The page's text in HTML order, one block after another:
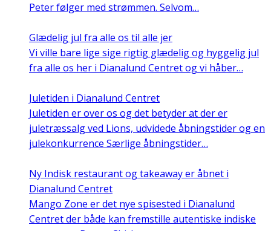
Peter følger med strømmen. Selvom…
Glædelig jul fra alle os til alle jer
Vi ville bare lige sige rigtig glædelig og hyggelig jul
fra alle os her i Dianalund Centret og vi håber…
Juletiden i Dianalund Centret
Juletiden er over os og det betyder at der er
juletræssalg ved Lions, udvidede åbningstider og en
julekonkurrence Særlige åbningstider…
Ny Indisk restaurant og takeaway er åbnet i
Dianalund Centret
Mango Zone er det nye spisested i Dianalund
Centret der både kan fremstille autentiske indiske